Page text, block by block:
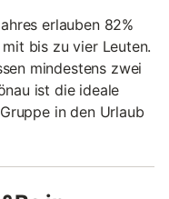
erlauben 82%
bis zu vier Leuten.
mindestens zwei
ist die ideale
in den Urlaub